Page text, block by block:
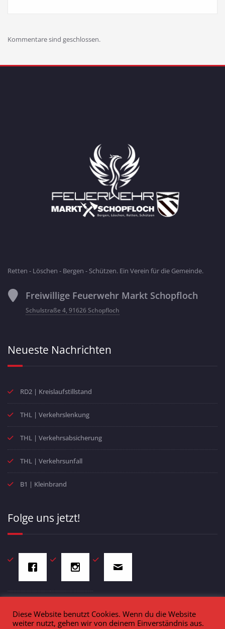
Kommentare sind geschlossen.
Retten - Löschen - Bergen - Schützen. Ein Verein für die Gemeinde.
Freiwillige Feuerwehr Markt Schopfloch
Schulstraße 4, 91626 Schopfloch
Neueste Nachrichten
RD2 | Kreislaufstillstand
THL | Verkehrslenkung
THL | Verkehrsabsicherung
THL | Verkehrsunfall
B1 | Kleinbrand
Folge uns jetzt!
Diese Website benutzt Cookies. Wenn du die Website
weiter nutzt, gehen wir von deinem Einverständnis aus.